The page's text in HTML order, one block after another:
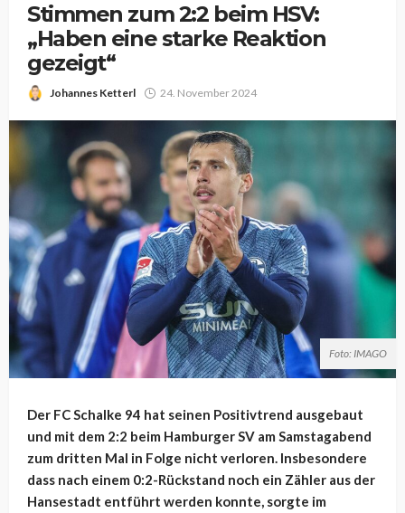
Stimmen zum 2:2 beim HSV:
„Haben eine starke Reaktion
gezeigt“
Johannes Ketterl 24. November 2024
Foto: IMAGO
Der FC Schalke 94 hat seinen Positivtrend ausgebaut
und mit dem 2:2 beim Hamburger SV am Samstagabend
zum dritten Mal in Folge nicht verloren. Insbesondere
dass nach einem 0:2-Rückstand noch ein Zähler aus der
Hansestadt entführt werden konnte, sorgte im